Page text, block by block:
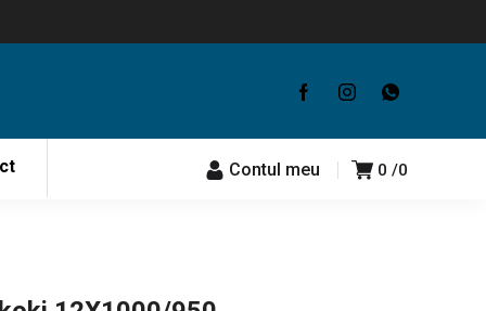
0 0
Contul meu